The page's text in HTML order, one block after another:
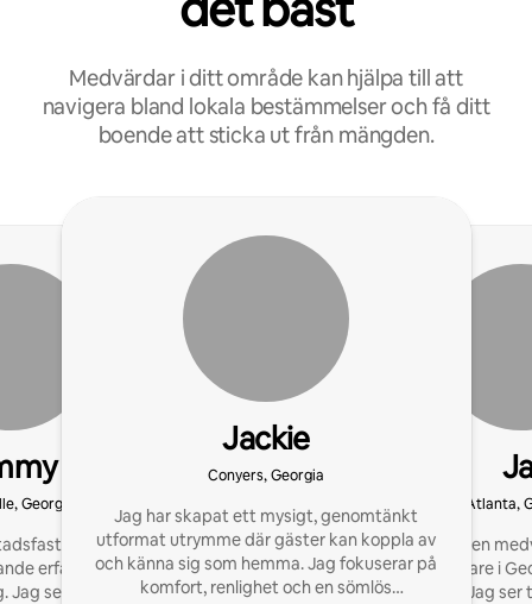
Medvärdar i ditt område kan hjälpa till att
navigera bland lokala bestämmelser och få ditt
boende att sticka ut från mängden.
Georgia
med pool
erfarenhet av
Jag ser fram emot att
Jackie
Conyers, Georgia
Jag har skapat ett mysigt, genomtänkt
utformat utrymme där gäster kan koppla av
och känna sig som hemma. Jag fokuserar på
komfort, renlighet och en sömlös
Atlanta,
Jag är en erfaren
fastighetsmäklare i
för gästfrihet! Jag ser